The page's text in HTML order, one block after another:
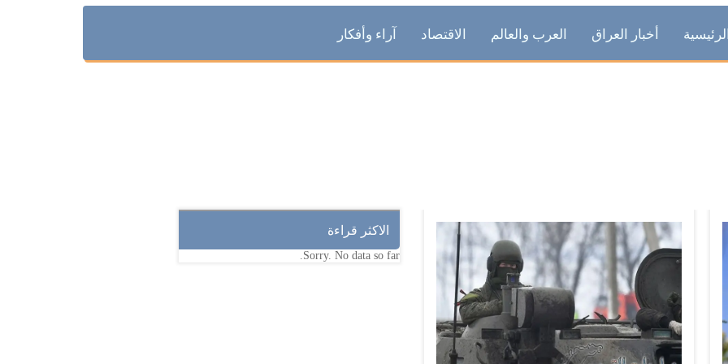
أخبار العراق العرب والعالم الاقتصاد آراء وأفكار
الاكثر قراءة
Sorry. No data so far.